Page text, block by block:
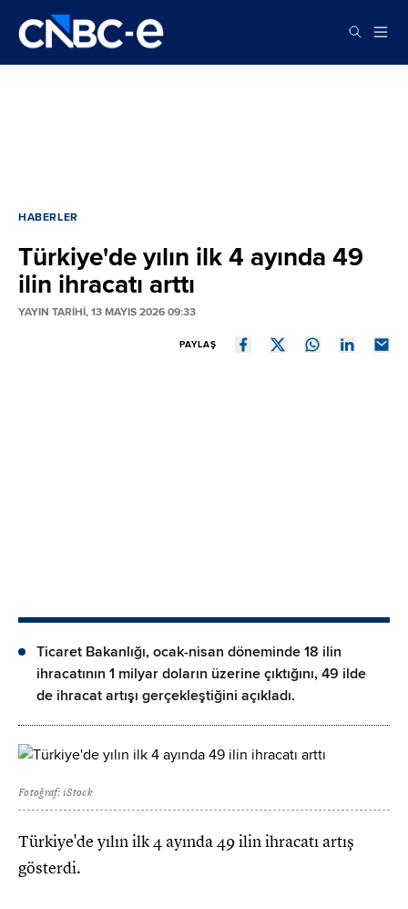
HABERLER
Türkiye'de yılın ilk 4 ayında 49
ilin ihracatı arttı
YAYIN TARİHİ, 13 MAYIS 2026 09:33
PAYLAŞ
Ticaret Bakanlığı, ocak-nisan döneminde 18 ilin
ihracatının 1 milyar doların üzerine çıktığını, 49 ilde
de ihracat artışı gerçekleştiğini açıkladı.
Fotoğraf: iStock
Türkiye'de yılın ilk 4 ayında 49 ilin ihracatı artış
gösterdi.